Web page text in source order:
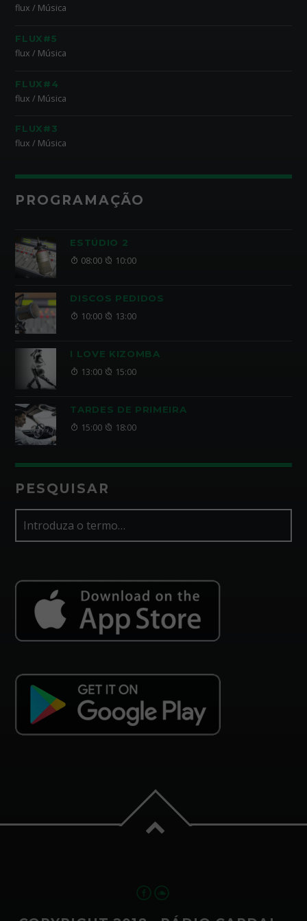
flux / Música
FLUX#5
flux / Música
FLUX#4
flux / Música
FLUX#3
flux / Música
PROGRAMAÇÃO
ESTÚDIO 2
08:00 10:00
DISCOS PEDIDOS
10:00 13:00
I LOVE KIZOMBA
13:00 15:00
TARDES DE PRIMEIRA
15:00 18:00
PESQUISAR